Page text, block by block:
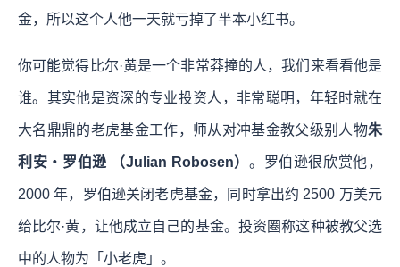
金，所以这个人他一天就亏掉了半本小红书。
你可能觉得比尔·黄是一个非常莽撞的人，我们来看看他是
谁。其实他是资深的专业投资人，非常聪明，年轻时就在
大名鼎鼎的老虎基金工作，师从对冲基金教父级别人物朱
利安‧罗伯逊 （Julian Robosen） 。罗伯逊很欣赏他，
2000 年，罗伯逊关闭老虎基金，同时拿出约 2500 万美元
给比尔·黄，让他成立自己的基金。投资圈称这种被教父选
中的人物为「小老虎」。